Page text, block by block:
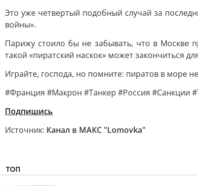
Это уже четвертый подобный случай за
войны».
Парижу стоило бы не забывать, что в Москве
такой «пиратский наскок» может закончиться
Играйте, господа, но помните: пиратов в море не
#Франция #Макрон #Танкер #Россия #Санкции
Подпишись
Источник: Канал в МАКС "Lomovka"
ТОП